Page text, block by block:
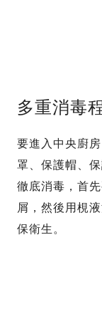
多重消毒
要進入中央廚
罩、保護帽、
徹底消毒，首
屑，然後用梘
保衛生。